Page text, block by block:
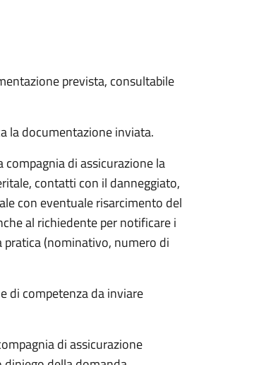
prevista, consultabile
la documentazione inviata.
di assicurazione la
contatti con il danneggiato,
con eventuale risarcimento del
al richiedente per notificare i
pratica (nominativo, numero di
di competenza da inviare
di assicurazione